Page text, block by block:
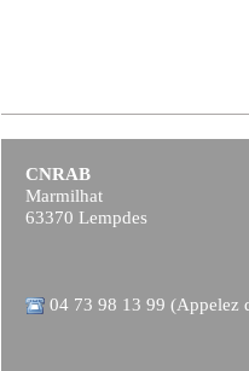
CNRAB
Marmilhat
63370 Lempdes
04 73 98 13 99 (Appelez